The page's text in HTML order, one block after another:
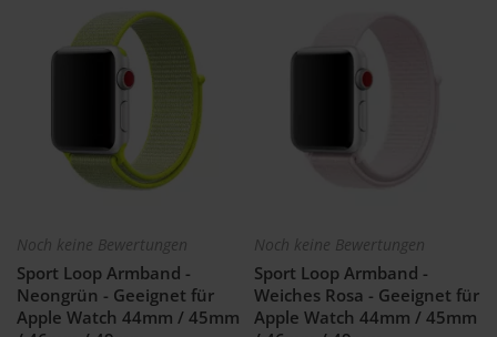
Noch keine Bewertungen
Sport Loop Armband -
Neongrün - Geeignet für
Apple Watch 44mm / 45mm
Noch keine Bewertungen
Sport Loop Armband -
Weiches Rosa - Geeignet für
Apple Watch 44mm / 45mm